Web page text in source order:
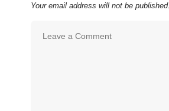
Your email address will not be published.